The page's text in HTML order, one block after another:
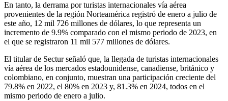
En tanto, la derrama por turistas internacionales vía aérea
provenientes de la región Norteamérica registró de enero a julio de
este año, 12 mil 726 millones de dólares, lo que representa un
incremento de 9.9% comparado con el mismo periodo de 2023, en
el que se registraron 11 mil 577 millones de dólares.
El titular de Sectur señaló que, la llegada de turistas internacionales
vía aérea de los mercados estadounidense, canadiense, británico y
colombiano, en conjunto, muestran una participación creciente del
79.8% en 2022, el 80% en 2023 y, 81.3% en 2024, todos en el
mismo periodo de enero a julio.